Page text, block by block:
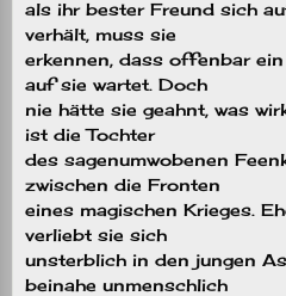
als ihr bester Freund sich
verhält, muss sie
erkennen, dass offenbar
auf sie wartet. Doch
nie hätte sie geahnt, was
ist die Tochter
des sagenumwobenen
zwischen die Fronten
eines magischen Krieges.
verliebt sie sich
unsterblich in den jungen
beinahe unmenschlich